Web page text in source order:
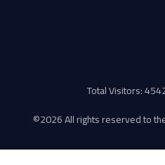
Total Visitors:
©2026 All rights reserved to